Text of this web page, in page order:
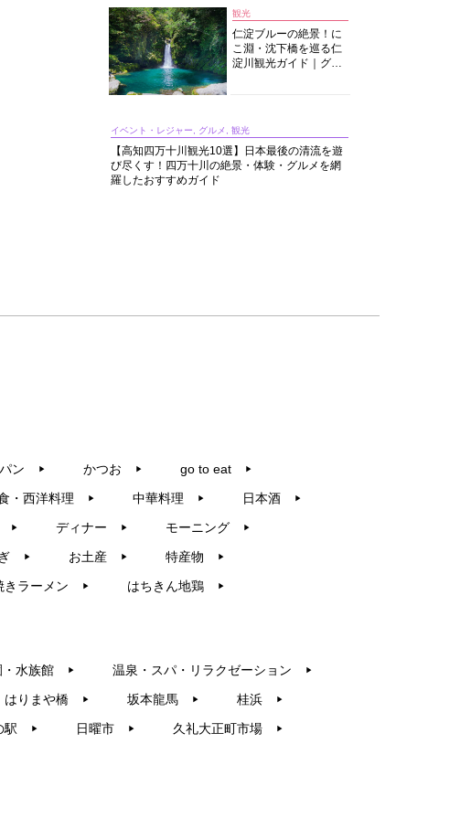
観光
仁淀ブルーの絶景！に
こ淵・沈下橋を巡る仁
淀川観光ガイド｜グル
イベント・レジャー, グルメ, 観光
【高知四万十川観光10選】日本最後の清流を遊
び尽くす！四万十川の絶景・体験・グルメを網
羅したおすすめガイド
パン ▶︎ かつお ▶︎ go to eat ▶︎
・西洋料理 ▶︎ 中華料理 ▶︎ 日本酒 ▶︎
▶︎ ディナー ▶︎ モーニング ▶︎
▶︎ お土産 ▶︎ 特産物 ▶︎
きラーメン ▶︎ はちきん地鶏 ▶︎
水族館 ▶︎ 温泉・スパ・リラクゼーション ▶︎
はりまや橋 ▶︎ 坂本龍馬 ▶︎ 桂浜 ▶︎
駅 ▶︎ 日曜市 ▶︎ 久礼大正町市場 ▶︎